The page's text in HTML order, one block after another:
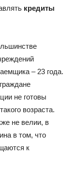
кредиты
– 23 года.
не готовы
такого возраста.
не велии, в
в том, что
к